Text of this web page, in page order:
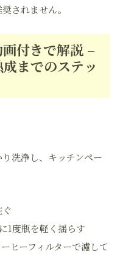
されません。
付きで解説 –
までのステッ
洗浄し、キッチンペー
1度瓶を軽く揺らす
ヒーフィルターで濾して